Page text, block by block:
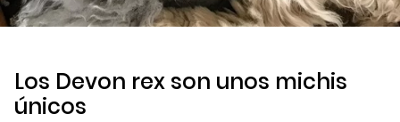
Los Devon rex son unos michis
únicos